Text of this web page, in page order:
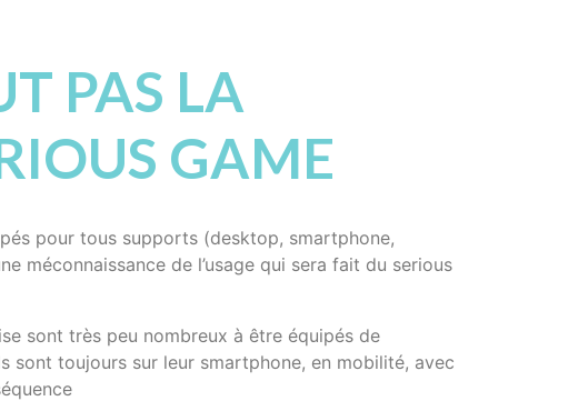
PAS LA
GAME
pour tous supports (desktop, smartphone,
méconnaissance de l’usage qui sera fait du serious
sont très peu nombreux à être équipés de
sont toujours sur leur smartphone, en mobilité, avec